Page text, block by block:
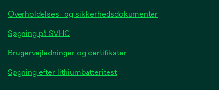
Overholdelses- og sikkerhedsdokumenter
Søgning på SVHC
Brugervejledninger og certifikater
Søgning efter lithiumbatteritest